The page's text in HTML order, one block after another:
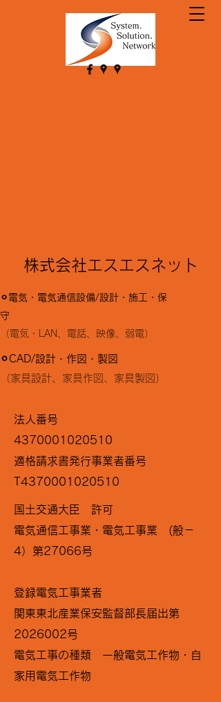
株式会社エスエスネット
⚪︎電気・電気通信設備/設計・施工・保
守
​（電気・LAN、電話、映像、弱電）
⚪︎CAD/設計・作図・製図
（家具設計、家具作図、家具製図）
法人番号
4370001020510
適格請求書発行事業者番号
T4370001020510
国土交通大臣 許可
電気通信工事業・ 電気工事業 (般－
4）第27066号​
登録電気工事業者
関東東北産業保安監督部長届出第
2026002号
​電気工事の種類 一般電気工作物・自
家用電気工作物